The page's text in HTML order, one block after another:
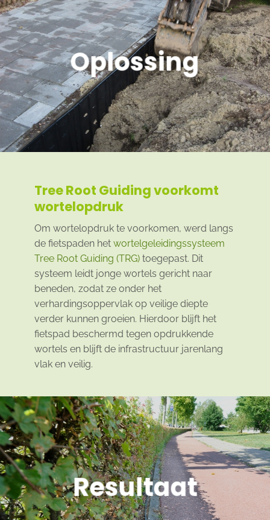
Oplossing
Tree Root Guiding voorkomt
wortelopdruk
Om wortelopdruk te voorkomen, werd langs
de fietspaden hetwortelgeleidingssysteem
Tree Root Guiding (TRG) toegepast. Dit
systeem leidt jonge wortels gericht naar
beneden, zodat ze onder het
verhardingsoppervlak op veilige diepte
verder kunnen groeien. Hierdoor blijft het
fietspad beschermd tegen opdrukkende
wortels en blijft de infrastructuur jarenlang
vlak en veilig.
Resultaat